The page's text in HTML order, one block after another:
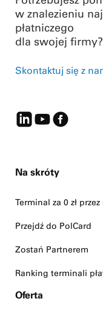
w znalezieniu
płatniczego
dla swojej firmy?
Skontaktuj się z
Na skróty
Terminal za 0 zł przez
Przejdź do PolCard
Zostań Partnerem
Ranking terminali
Oferta